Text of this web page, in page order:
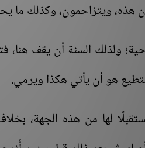
هذه، ويتزاحمون، وكذلك ما
ولذلك السنة أن يقف هنا،
هو أن يأتي هكذا ويرمي.
لها من هذه الجهة،